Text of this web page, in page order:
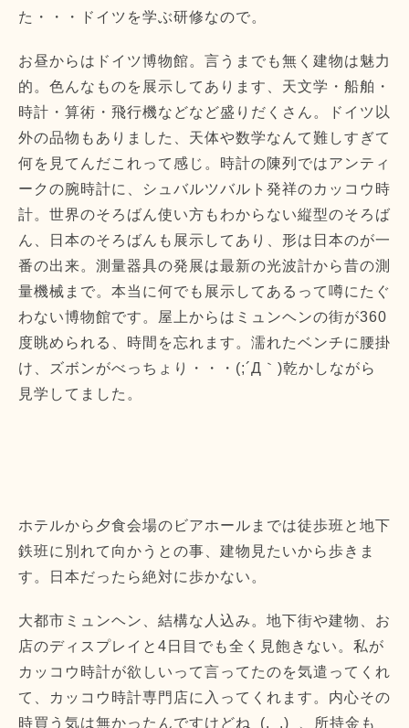
た・・・ドイツを学ぶ研修なので。
お昼からはドイツ博物館。言うまでも無く建物は魅力
的。色んなものを展示してあります、天文学・船舶・
時計・算術・飛行機などなど盛りだくさん。ドイツ以
外の品物もありました、天体や数学なんて難しすぎて
何を見てんだこれって感じ。時計の陳列ではアンティ
ークの腕時計に、シュバルツバルト発祥のカッコウ時
計。世界のそろばん使い方もわからない縦型のそろば
ん、日本のそろばんも展示してあり、形は日本のが一
番の出来。測量器具の発展は最新の光波計から昔の測
量機械まで。本当に何でも展示してあるって噂にたぐ
わない博物館です。屋上からはミュンヘンの街が360
度眺められる、時間を忘れます。濡れたベンチに腰掛
け、ズボンがべっちょり・・・(;´Д｀)乾かしながら
見学してました。
ホテルから夕食会場のビアホールまでは徒歩班と地下
鉄班に別れて向かうとの事、建物見たいから歩きま
す。日本だったら絶対に歩かない。
大都市ミュンヘン、結構な人込み。地下街や建物、お
店のディスプレイと4日目でも全く見飽きない。私が
カッコウ時計が欲しいって言ってたのを気遣ってくれ
て、カッコウ時計専門店に入ってくれます。内心その
時買う気は無かったんですけどね_(._.)_、所持金も